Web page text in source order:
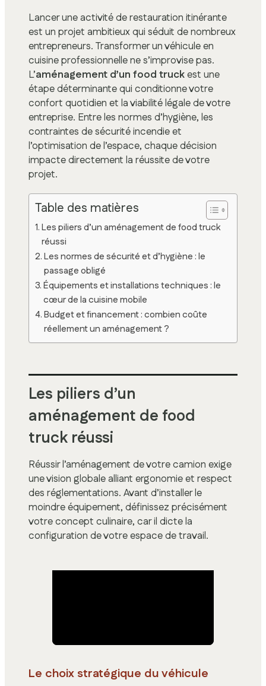
Lancer une activité de restauration itinérante
est un projet ambitieux qui séduit de nombreux
entrepreneurs. Transformer un véhicule en
cuisine professionnelle ne s’improvise pas.
L’aménagement d’un food truckest une
étape déterminante qui conditionne votre
confort quotidien et la viabilité légale de votre
entreprise. Entre les normes d’hygiène, les
contraintes de sécurité incendie et
l’optimisation de l’espace, chaque décision
impacte directement la réussite de votre
projet.
Table des matières
Les piliers d’un aménagement de food truck
réussi
Les normes de sécurité et d’hygiène : le
passage obligé
Équipements et installations techniques : le
cœur de la cuisine mobile
Budget et financement : combien coûte
réellement un aménagement ?
Les piliers d’un
aménagement de food
truck réussi
Réussir l’aménagement de votre camion exige
une vision globale alliant ergonomie et respect
des réglementations. Avant d’installer le
moindre équipement, définissez précisément
votre concept culinaire, car il dicte la
configuration de votre espace de travail.
Le choix stratégique du véhicule